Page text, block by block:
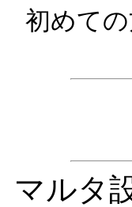
初めて
マルタ